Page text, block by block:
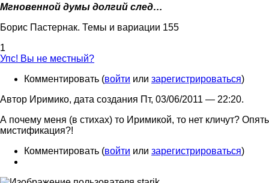
Мгновенной думы долгий след…
Борис Пастернак. Темы и вариации 155
1
Упс! Вы не местный?
Комментировать (войти или зарегистрироваться)
Автор Иримико, дата создания Пт, 03/06/2011 — 22:20.
А почему меня (в стихах) то Иримикой, то нет кличут? Опять
мистификация?!
Комментировать (войти или зарегистрироваться)